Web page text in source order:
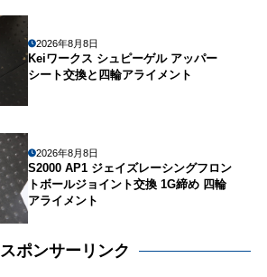
2026年8月8日
Keiワークス シュピーゲル アッパー
シート交換と四輪アライメント
2026年8月8日
S2000 AP1 ジェイズレーシングフロン
トボールジョイント交換 1G締め 四輪
アライメント
スポンサーリンク